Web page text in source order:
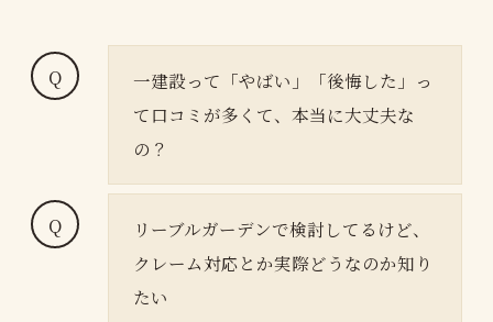
一建設って「やばい」「後悔した」っ
て口コミが多くて、本当に大丈夫な
の？
リーブルガーデンで検討してるけど、
クレーム対応とか実際どうなのか知り
たい